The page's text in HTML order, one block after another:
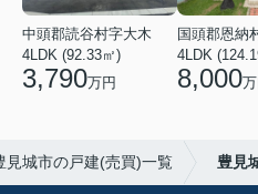
中頭郡読谷村字大木
4LDK (92.33㎡)
3,790万円
国頭郡恩納
4LDK
8,000
見城市の戸建(売買)一覧 豊見